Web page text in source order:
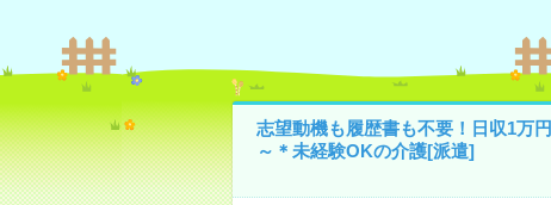
志望動機も履歴書も不要！日収1万円
～＊未経験OKの介護[派遣]